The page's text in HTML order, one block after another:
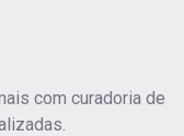
com curadoria de